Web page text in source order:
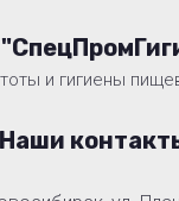
и гигиены
Наши